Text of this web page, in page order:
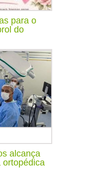
para o
do
alcança
ortopédica